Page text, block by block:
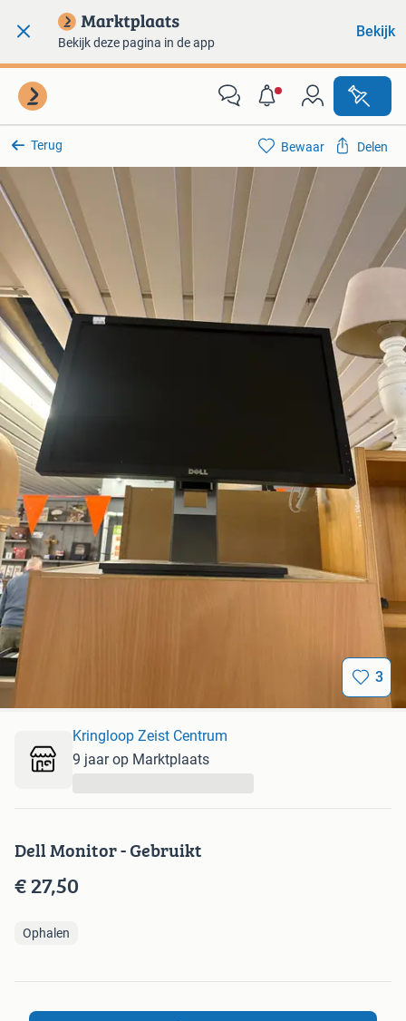
Bekijk deze pagina in de app
Bekijk
Terug
3
Bewaar Delen
Dell Monitor - Gebruikt
€ 27,50
Ophalen
Kringloop Zeist Centrum
9 jaar op Marktplaats